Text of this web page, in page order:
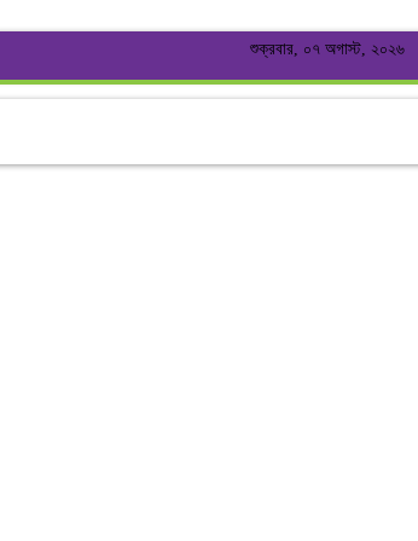
শুক্রবার, ০৭ অগাস্ট, ২০২৬